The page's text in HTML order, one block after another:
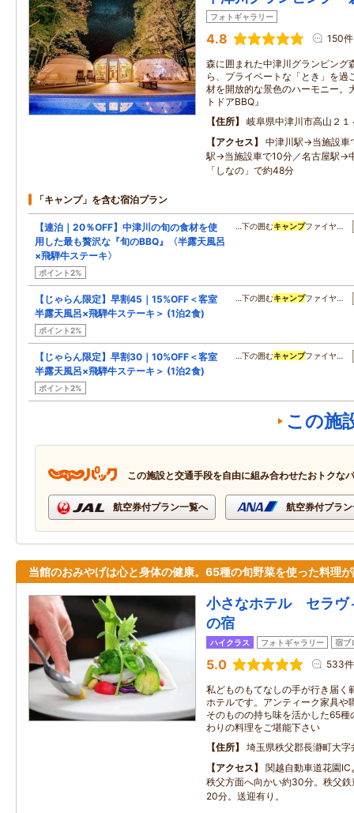
フォトギャラリー
4.8 150件
森に囲まれた中津川グランピング
ら、プライベートな「とき」を過
材を開放的な景色のハーモニー。
トドアBBQ』
住所
岐阜県中津川市高山２１
アクセス
中津川駅→当施設車
駅→当施設車で10分／名古屋駅→
「しなの」で約48分
「キャンプ」を含む宿泊プラン
【連泊｜20％OFF】中津川の旬の食材を使
用した最も贅沢な『旬のBBQ』〈半露天風呂
×飛騨牛ステーキ〉
ポイント2%
…下の囲むキャンプファイヤ…
【じゃらん限定】早割45｜15%OFF＜客室
半露天風呂×飛騨牛ステーキ＞ (1泊2食)
ポイント2%
…下の囲むキャンプファイヤ…
【じゃらん限定】早割30｜10%OFF＜客室
半露天風呂×飛騨牛ステーキ＞ (1泊2食)
ポイント2%
…下の囲むキャンプファイヤ…
この施
この施設と交通手段を自由に組み合わせたおトクな
航空券付プラン一覧へ 航空券付プラ
当館のおみやげは心と身体の健康。65種の旬野菜を使った料理
小さなホテル セラ
の宿
ハイクラス フォトギャラリー 宿ブ
5.0 533件
私どものもてなしの手が行き届く
ホテルです。アンティーク家具や
そのものの持ち味を活かした65
わりの料理をご堪能下さい
住所
埼玉県秩父郡長瀞町大字
アクセス
関越自動車道花園
秩父方面へ向かい約30分。秩父
20分。送迎有り。